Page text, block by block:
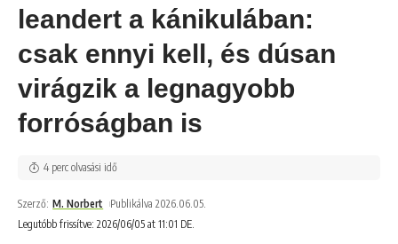
leandert a kánikulában:
csak ennyi kell, és dúsan
virágzik a legnagyobb
forróságban is
Legutóbb frissítve: 2026/06/05 at 11:01 DE.
Szerző: M. Norbert Publikálva 2026.06.05.
4 perc olvasási idő